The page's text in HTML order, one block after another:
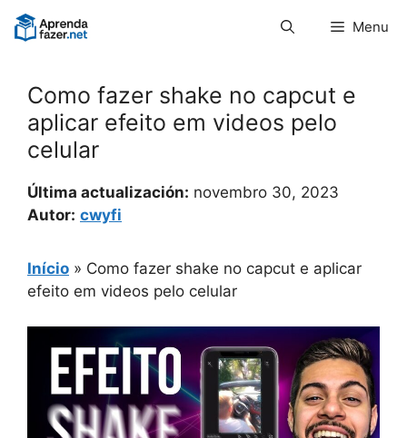
Pular
para
Menu
Como fazer shake no capcut e
aplicar efeito em videos pelo
celular
Última actualización: novembro 30, 2023
Autor: cwyfi
Início » Como fazer shake no capcut e aplicar
efeito em videos pelo celular